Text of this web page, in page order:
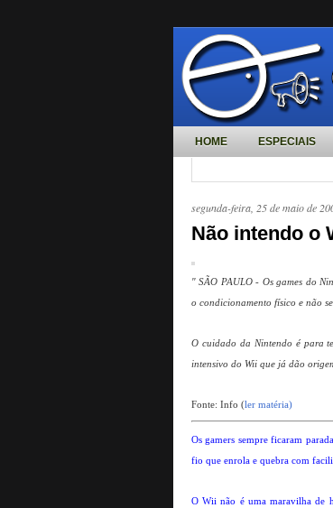
HOME ESPECIAIS
segunda-feira, 25 de maio de
Não intendo o
" SÃO PAULO - Os games do
o condicionamento físico e não
O cuidado da Nintendo é para
intensivo do Wii que já dão
Fonte: Info (ler matéria)
Os gamers sempre ficaram
fio que enrola e quebra com
O Wii não é uma maravilha de